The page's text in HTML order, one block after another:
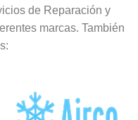
de Reparación y
marcas. También